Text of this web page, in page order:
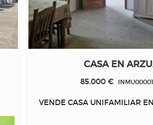
CASA EN
85.000 €
VENDE CASA UNIFAMILIAR